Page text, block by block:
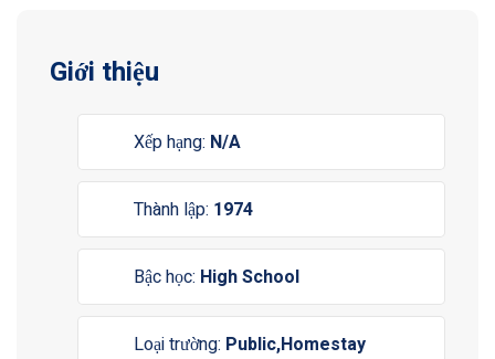
Giới thiệu
Xếp hạng: N/A
Thành lập: 1974
Bậc học: High School
Loại trường: Public,Homestay